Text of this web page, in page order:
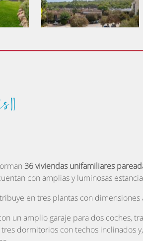
36 viviendas unifamiliares
con amplias y luminosas
en tres plantas con
un amplio garaje para dos coches,
dormitorios con techos inclinados